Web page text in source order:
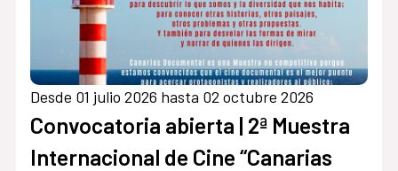
Desde 01 julio 2026 hasta 02 octubre 2026
Convocatoria abierta | 2ª Muestra
Internacional de Cine “Canarias